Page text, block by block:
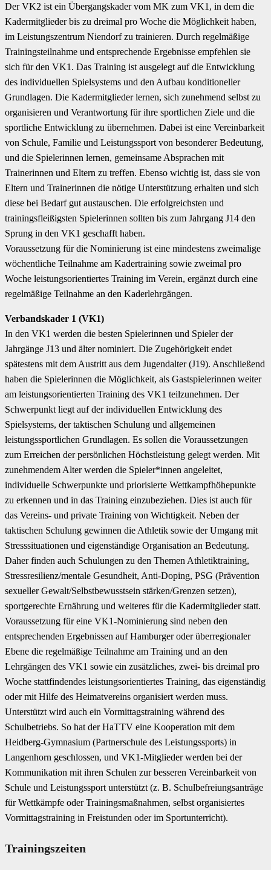
Der VK2 ist ein Übergangskader vom MK zum VK1, in dem die
Kadermitglieder bis zu dreimal pro Woche die Möglichkeit haben,
im Leistungszentrum Niendorf zu trainieren. Durch regelmäßige
Trainingsteilnahme und entsprechende Ergebnisse empfehlen sie
sich für den VK1. Das Training ist ausgelegt auf die Entwicklung
des individuellen Spielsystems und den Aufbau konditioneller
Grundlagen. Die Kadermitglieder lernen, sich zunehmend selbst zu
organisieren und Verantwortung für ihre sportlichen Ziele und die
sportliche Entwicklung zu übernehmen. Dabei ist eine Vereinbarkeit
von Schule, Familie und Leistungssport von besonderer Bedeutung,
und die Spielerinnen lernen, gemeinsame Absprachen mit
Trainerinnen und Eltern zu treffen. Ebenso wichtig ist, dass sie von
Eltern und Trainerinnen die nötige Unterstützung erhalten und sich
diese bei Bedarf gut austauschen. Die erfolgreichsten und
trainingsfleißigsten Spielerinnen sollten bis zum Jahrgang J14 den
Sprung in den VK1 geschafft haben.
Voraussetzung für die Nominierung ist eine mindestens zweimalige
wöchentliche Teilnahme am Kadertraining sowie zweimal pro
Woche leistungsorientiertes Training im Verein, ergänzt durch eine
regelmäßige Teilnahme an den Kaderlehrgängen.
Verbandskader 1 (VK1)
In den VK1 werden die besten Spielerinnen und Spieler der
Jahrgänge J13 und älter nominiert. Die Zugehörigkeit endet
spätestens mit dem Austritt aus dem Jugendalter (J19). Anschließend
haben die Spielerinnen die Möglichkeit, als Gastspielerinnen weiter
am leistungsorientierten Training des VK1 teilzunehmen. Der
Schwerpunkt liegt auf der individuellen Entwicklung des
Spielsystems, der taktischen Schulung und allgemeinen
leistungssportlichen Grundlagen. Es sollen die Voraussetzungen
zum Erreichen der persönlichen Höchstleistung gelegt werden. Mit
zunehmendem Alter werden die Spieler*innen angeleitet,
individuelle Schwerpunkte und priorisierte Wettkampfhöhepunkte
zu erkennen und in das Training einzubeziehen. Dies ist auch für
das Vereins- und private Training von Wichtigkeit. Neben der
taktischen Schulung gewinnen die Athletik sowie der Umgang mit
Stresssituationen und eigenständige Organisation an Bedeutung.
Daher finden auch Schulungen zu den Themen Athletiktraining,
Stressresilienz/mentale Gesundheit, Anti-Doping, PSG (Prävention
sexueller Gewalt/Selbstbewusstsein stärken/Grenzen setzen),
sportgerechte Ernährung und weiteres für die Kadermitglieder statt.
Voraussetzung für eine VK1-Nominierung sind neben den
entsprechenden Ergebnissen auf Hamburger oder überregionaler
Ebene die regelmäßige Teilnahme am Training und an den
Lehrgängen des VK1 sowie ein zusätzliches, zwei- bis dreimal pro
Woche stattfindendes leistungsorientiertes Training, das eigenständig
oder mit Hilfe des Heimatvereins organisiert werden muss.
Unterstützt wird auch ein Vormittagstraining während des
Schulbetriebs. So hat der HaTTV eine Kooperation mit dem
Heidberg-Gymnasium (Partnerschule des Leistungssports) in
Langenhorn geschlossen, und VK1-Mitglieder werden bei der
Kommunikation mit ihren Schulen zur besseren Vereinbarkeit von
Schule und Leistungssport unterstützt (z. B. Schulbefreiungsanträge
für Wettkämpfe oder Trainingsmaßnahmen, selbst organisiertes
Vormittagstraining in Freistunden oder im Sportunterricht).
Trainingszeiten